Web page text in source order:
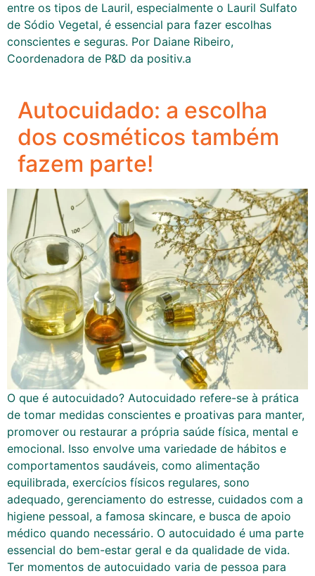
entre os tipos de Lauril, especialmente o Lauril Sulfato
de Sódio Vegetal, é essencial para fazer escolhas
conscientes e seguras. Por Daiane Ribeiro,
Coordenadora de P&D da positiv.a
Autocuidado: a escolha
dos cosméticos também
fazem parte!
O que é autocuidado? Autocuidado refere-se à prática
de tomar medidas conscientes e proativas para manter,
promover ou restaurar a própria saúde física, mental e
emocional. Isso envolve uma variedade de hábitos e
comportamentos saudáveis, como alimentação
equilibrada, exercícios físicos regulares, sono
adequado, gerenciamento do estresse, cuidados com a
higiene pessoal, a famosa skincare, e busca de apoio
médico quando necessário. O autocuidado é uma parte
essencial do bem-estar geral e da qualidade de vida.
Ter momentos de autocuidado varia de pessoa para